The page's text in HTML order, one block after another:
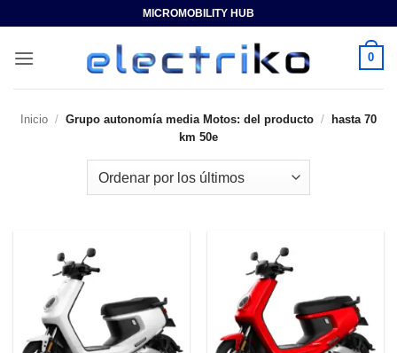
contenido
MICROMOBILITY HUB
0
Inicio / Grupo autonomía media Motos: del producto /
hasta 70
km 50e